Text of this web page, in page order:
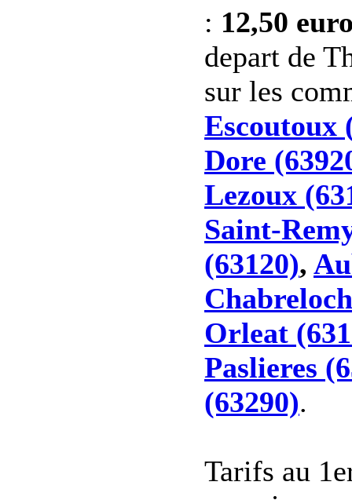
: 12,50
depart de
sur les
Escoutoux
Dore
Lezoux
Saint-
(63120),
Orleat
Paslieres
(63290).
Tarifs au